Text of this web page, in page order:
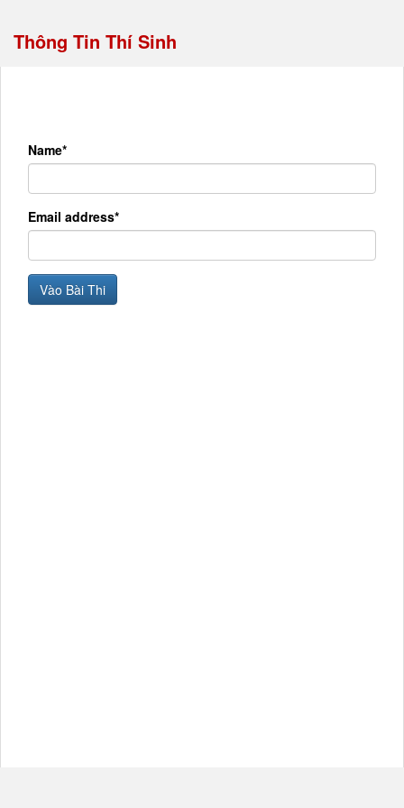
Thông Tin Thí Sinh
Name*
Email address*
Vào Bài Thi